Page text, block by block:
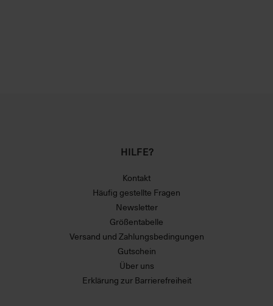
HILFE?
Kontakt
Häufig gestellte Fragen
Newsletter
Größentabelle
Versand und Zahlungsbedingungen
Gutschein
Über uns
Erklärung zur Barrierefreiheit